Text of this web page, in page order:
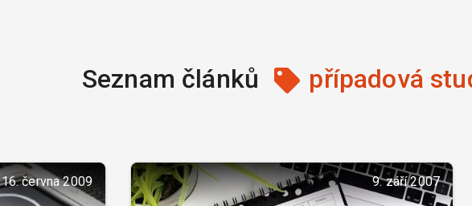
Seznam článků případová
16. června 2009 9. září 2007